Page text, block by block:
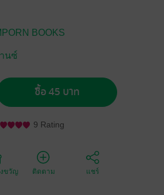
BOOKS
นซ์
ซื้อ 45 บาท
9 Rating
ขวัญ ติดตาม แชร์